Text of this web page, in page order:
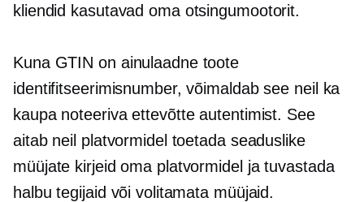
kliendid kasutavad oma otsingumootorit.
Kuna GTIN on ainulaadne toote
identifitseerimisnumber, võimaldab see neil ka
kaupa noteeriva ettevõtte autentimist. See
aitab neil platvormidel toetada seaduslike
müüjate kirjeid oma platvormidel ja tuvastada
halbu tegijaid või volitamata müüjaid.